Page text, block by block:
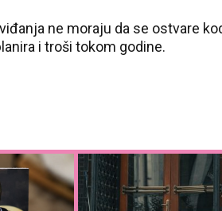
ne moraju da se ostvare
i troši tokom godine.